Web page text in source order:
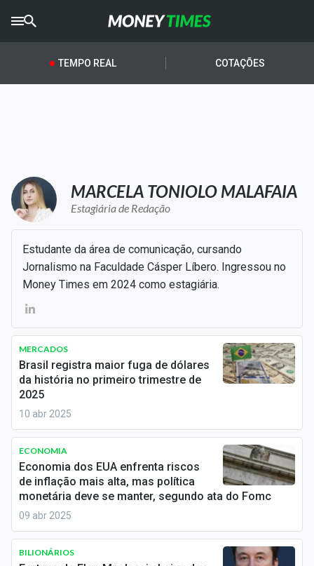
CRYPTOTIMES
AGROTIMES
Newsletters
Money Trader
Anuncie
Últimas Notícias
Newsletters
Cotações
Comprar ou vender?
Carteiras Recomendadas
Central de Dividendos
Central de Fundos Imobiliários
Central dos IPOs
Renda Fixa
TEMPO REAL COTAÇÕES
MARCELA TONIOLO MALAFAIA
Estagiária de Redação
Estudante da área de comunicação, cursando
Jornalismo na Faculdade Cásper Líbero. Ingressou no
Money Times em 2024 como estagiária.
MERCADOS
Brasil registra maior fuga de dólares
da história no primeiro trimestre de
2025
10 abr 2025
ECONOMIA
Economia dos EUA enfrenta riscos
de inflação mais alta, mas política
monetária deve se manter, segundo ata do Fomc
09 abr 2025
BILIONÁRIOS